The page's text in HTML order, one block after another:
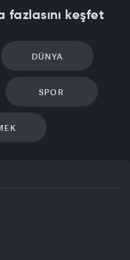
fazlasını keşfet
DÜNYA
SPOR